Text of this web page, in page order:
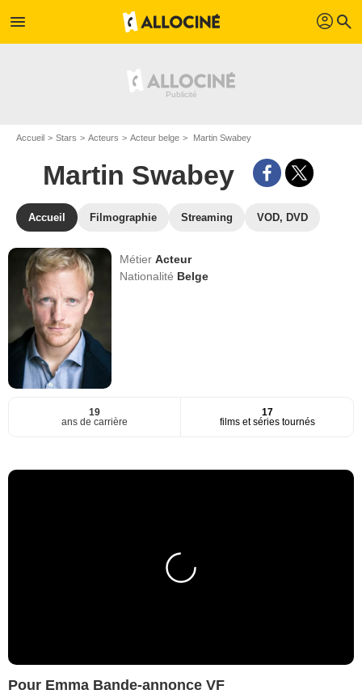
menu profil search
Accueil Stars Acteurs Acteur belge Martin Swabey
Martin Swabey
Accueil Filmographie Streaming VOD, DVD
MétierActeur
Nationalité Belge
19
ans de carrière
17
films et séries tournés
Pour Emma Bande-annonce VF